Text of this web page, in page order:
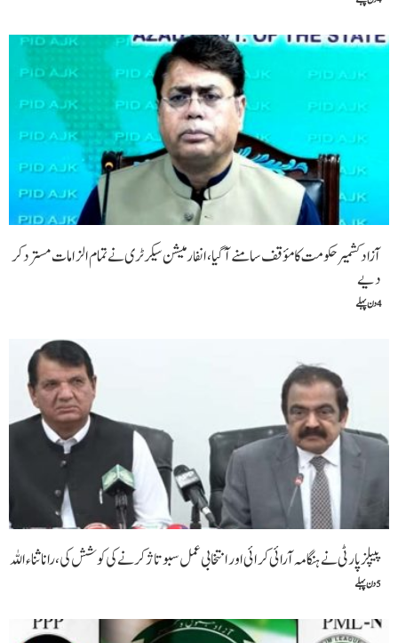
آزاد کشمیر حکومت کا مؤقف سامنے آگیا، انفارمیشن سیکرٹری نے تمام الزامات مسترد کر
دیے
4 دن پہلے
پیپلزپارٹی نے ہنگامہ آرائی کرائی اور انتخابی عمل سبوتاژ کرنے کی کوشش کی،رانا ثناء اللہ
5 دن پہلے